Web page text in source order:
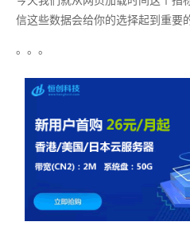
信这些数据会给你的选择起到重要
。。。